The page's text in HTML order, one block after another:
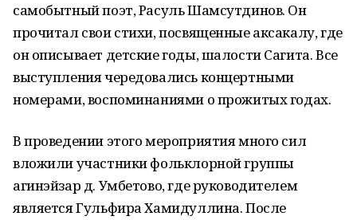
самобытный поэт, Расуль Шамсутдинов. Он
прочитал свои стихи, посвященные аксакалу, где
он описывает детские годы, шалости Сагита. Все
выступления чередовались концертными
номерами, воспоминаниями о прожитых годах.
В проведении этого мероприятия много сил
вложили участники фольклорной группы
агинэйзар д. Умбетово, где руководителем
является Гульфира Хамидуллина. После